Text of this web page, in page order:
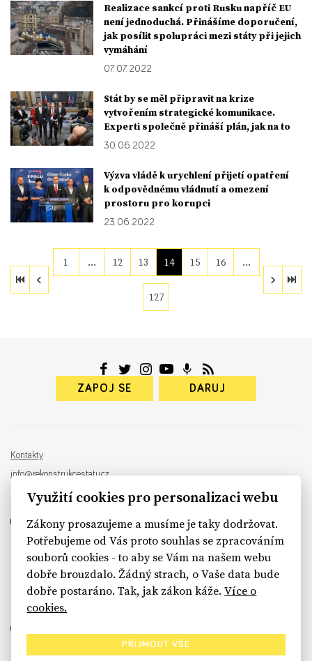
Realizace sankcí proti Rusku napříč EU
není jednoduchá. Přinášíme doporučení,
jak posílit spolupráci mezi státy při jejich
vymáhání
07. 07. 2022
Stát by se měl připravit na krize
vytvořením strategické komunikace.
Experti společně přináší plán, jak na to
30. 06. 2022
Výzva vládě k urychlení přijetí opatření
k odpovědnému vládnutí a omezení
prostoru pro korupci
23. 06. 2022
1 … 12 13 14 15 16 …
127
ZAPOJ SE DARUJ
Kontakty
info@rekonstrukcestatu.cz
Návrh a vývoj: Sinfin , ilustrace:
sinfin.digital
Využití cookies pro personalizaci webu
Zákony prosazujeme a musíme je taky dodržovat.
Potřebujeme od Vás proto souhlas se zpracováním
souborů cookies - to aby se Vám na našem webu
dobře brouzdalo. Žádný strach, o Vaše data bude
dobře postaráno. Tak, jak zákon káže.Více o
cookies.
PŘIJMOUT VŠE